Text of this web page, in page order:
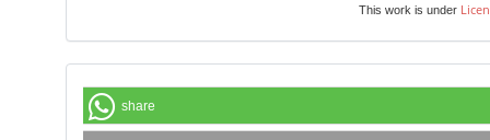
This work is under
share